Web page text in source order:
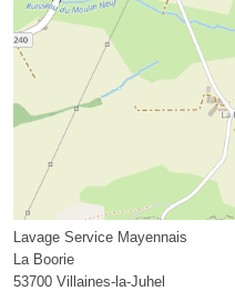
Lavage Service Mayennais
La Boorie
53700 Villaines-la-Juhel